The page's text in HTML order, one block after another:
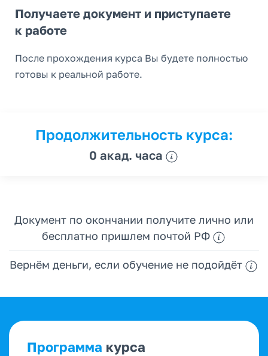
Получаете документ и приступаете
к работе
После прохождения курса Вы будете полностью
готовы к реальной работе.
Продолжительность курса:
0 акад. часа
Документ по окончании получите лично или
бесплатно пришлем почтой РФ
Вернём деньги, если обучение не подойдёт
Программа курса